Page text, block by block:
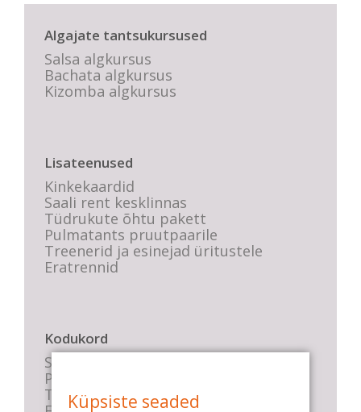
Algajate tantsukursused
Salsa algkursus
Bachata algkursus
Kizomba algkursus
Lisateenused
Kinkekaardid
Saali rent kesklinnas
Tüdrukute õhtu pakett
Pulmatants pruutpaarile
Treenerid ja esinejad üritustele
Eratrennid
Kodukord
Stuudio sisekord
Privaatsustingimused
Tasemete kirjeldused
Küpsiste seaded